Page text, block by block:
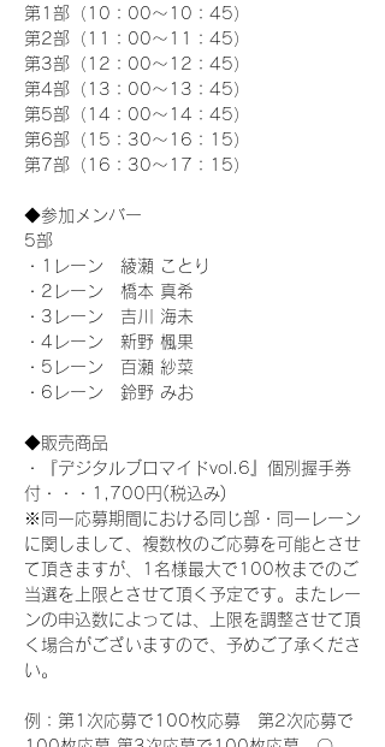
第1部（10：00～10：45）
第2部（11：00～11：45）
第3部（12：00～12：45）
第4部（13：00～13：45）
第5部（14：00～14：45）
第6部（15：30～16：15）
第7部（16：30～17：15）
◆参加メンバー
5部
・1レーン　綾瀬 ことり
・2レーン　橋本 真希
・3レーン　吉川 海未
・4レーン　新野 楓果
・5レーン　百瀬 紗菜
・6レーン　鈴野 みお
◆販売商品
・『デジタルブロマイドvol.6』個別握手券
付・・・1,700円(税込み)
※同一応募期間における同じ部・同一レーン
に関しまして、複数枚のご応募を可能とさせ
て頂きますが、1名様最大で100枚までのご
当選を上限とさせて頂く予定です。またレー
ンの申込数によっては、上限を調整させて頂
く場合がございますので、予めご了承くださ
い。
例：第1次応募で100枚応募　第2次応募で